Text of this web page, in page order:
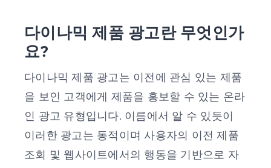
다이나믹 제품 광고란 무엇인가
요?
다이나믹 제품 광고는 이전에 관심 있는 제품
을 보인 고객에게 제품을 홍보할 수 있는 온라
인 광고 유형입니다. 이름에서 알 수 있듯이
이러한 광고는 동적이며 사용자의 이전 제품
조회 및 웹사이트에서의 행동을 기반으로 자